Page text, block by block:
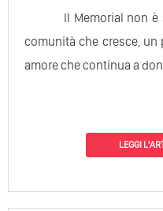
Il Memorial non
comunità che cresce, un
amore che continua a
LEGGI